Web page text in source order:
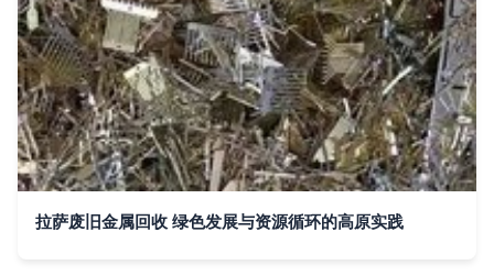
拉萨废旧金属回收 绿色发展与资源循环的高原实践